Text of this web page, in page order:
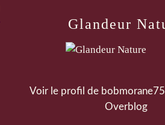
Glandeur
Voir le profil de bobmorane75
Overblog